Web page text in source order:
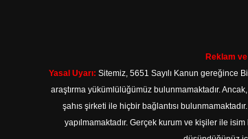
Reklam
Yasal Uyarı: Sitemiz, 5651 Sayılı Kanun gereğince
araştırma yükümlülüğümüz bulunmamaktadır.
şahıs şirketi ile hiçbir bağlantısı
yapılmamaktadır. Gerçek kurum ve kişiler ile